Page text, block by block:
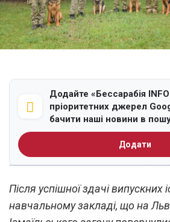
Додайте «Бессарабія
пріоритетних джерел
бачити наші новини в
Додати
Після успішної здачі випускних
навчальному закладі, що на